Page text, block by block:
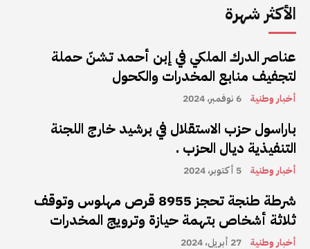
الأكثر شهرة
عناصر الدرك الملكي في إبن أحمد تشنّ حملة
لتجفيف منابع المخدرات والكحول
أخبار وطنية 6 نوفمبر، 2024
باراسول حزب الاستقلال في برشيد خارج اللجنة
التنفيذية ديال الحزب .
أخبار وطنية 5 أكتوبر، 2024
شرطة طنجة تحجز 8955 قرص مهلوس وتوقف
ثلاثة أشخاص بتهمة حيازة وترويج المخدرات
أخبار وطنية 27 أبريل، 2024